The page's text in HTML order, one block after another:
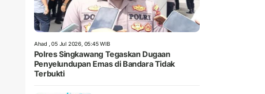
Ahad , 05 Jul 2026, 05:45 WIB
Polres Singkawang Tegaskan Dugaan
Penyelundupan Emas di Bandara Tidak
Terbukti